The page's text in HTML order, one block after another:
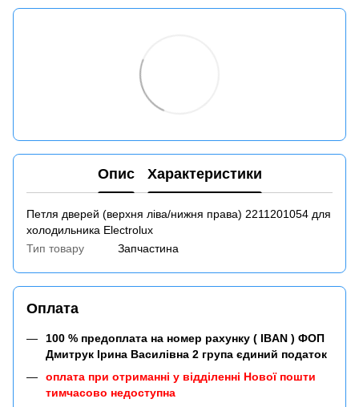
Опис Характеристики
Петля дверей (верхня ліва/нижня права) 2211201054 для
холодильника Electrolux
Тип товару
Запчастина
Оплата
100 % предоплата на номер рахунку ( IBAN ) ФОП
Дмитрук Ірина Василівна 2 група єдиний податок
оплата при отриманні у відділенні Нової пошти
тимчасово недоступна